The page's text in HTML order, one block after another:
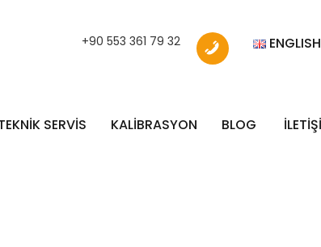
+90 553 361 79 32 ENGLISH
SERVİS KALİBRASYON BLOG